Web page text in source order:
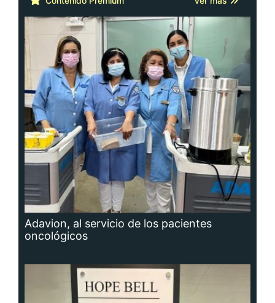
Adavion, al servicio de los pacientes
oncológicos